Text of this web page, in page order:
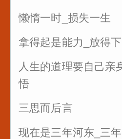
懒惰一时_损失一生
拿得起是能力_放得
人生的道理要自己亲
悟
三思而后言
现在是三年河东_三